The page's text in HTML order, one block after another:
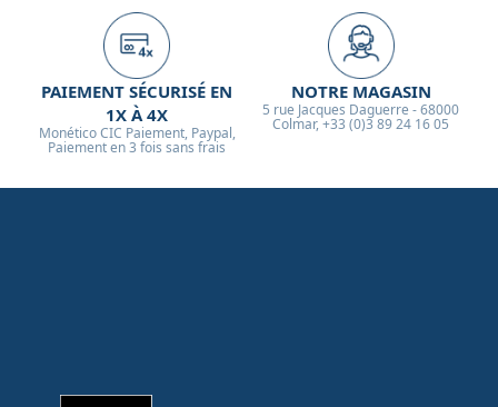
PAIEMENT SÉCURISÉ EN
1X À 4X
Monético CIC Paiement, Paypal,
Paiement en 3 fois sans frais
NOTRE MAGASIN
5 rue Jacques Daguerre - 68000
Colmar, +33 (0)3 89 24 16 05